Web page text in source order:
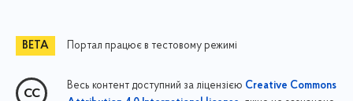
Портал працює в тестовому режимі
Весь контент доступний за ліцензією Creative Commons